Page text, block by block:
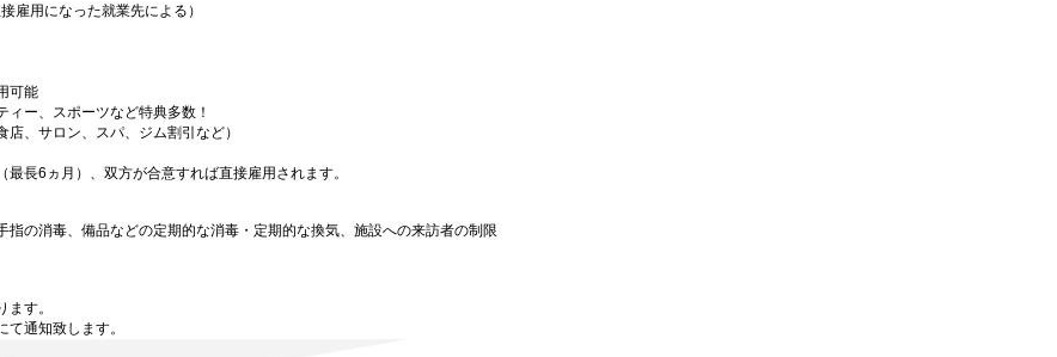
雇用になった就業先による）
可能
ー、スポーツなど特典多数！
店、サロン、スパ、ジム割引など）
長6ヵ月）、双方が合意すれば直接雇用されます。
指の消毒、備品などの定期的な消毒・定期的な換気、施設への来訪者の制限
す。
通知致します。